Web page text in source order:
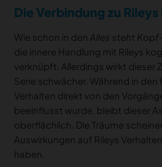
Die Verbindung zu
Wie schon in den Alles steht Kopf
die innere Handlung mit Rileys
verknüpft. Allerdings wirkt dieser
Serie schwächer. Während in den
Verhalten direkt von den
beeinflusst wurde, bleibt dieser
oberflächlich. Die Träume
Auswirkungen auf Rileys
haben.